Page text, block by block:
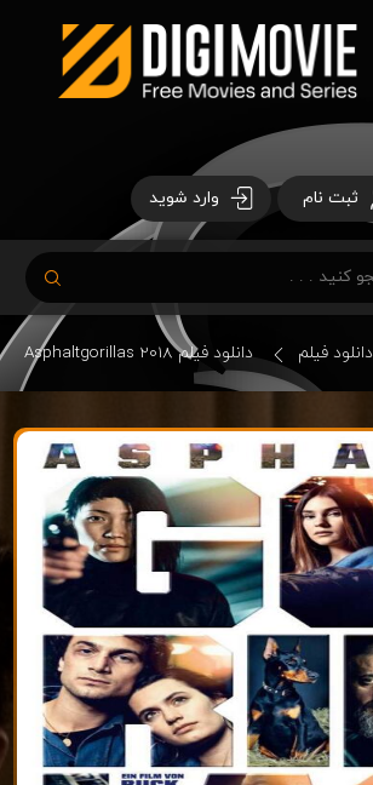
ثبت نام وارد شوید
دانلود فیلم دانلود فیلم Asphaltgorillas 2018